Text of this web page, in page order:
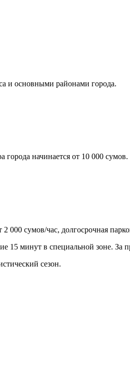
и основными районами города.
города начинается от 10 000 сумов.
000 сумов/час, долгосрочная
15 минут в специальной зоне.
сезон.